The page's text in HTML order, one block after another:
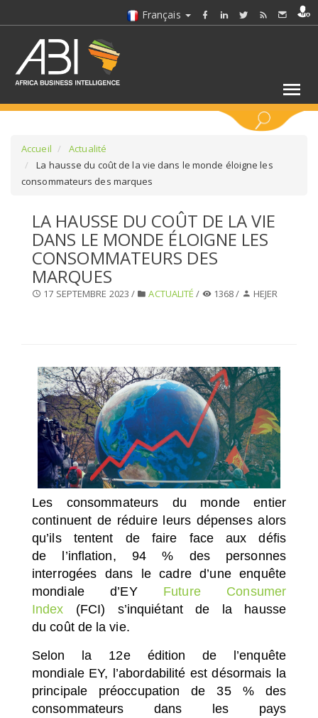
Français
SÉLECTIONNEZ UN DOSSIER
SELECTIONNEZ UNE SECTION
Accueil
Actualité
La hausse du coût de la vie dans le monde éloigne les
consommateurs des marques
LA HAUSSE DU COÛT DE LA VIE
DANS LE MONDE ÉLOIGNE LES
CONSOMMATEURS DES
MARQUES
17 SEPTEMBRE 2023 / ACTUALITÉ / 1368 / HEJER
Les consommateurs du monde entier
continuent de réduire leurs dépenses alors
qu’ils tentent de faire face aux défis
de l’inflation, 94 % des personnes
interrogées dans le cadre d’une enquête
mondiale d’EY Future Consumer
Index (FCI) s’inquiétant de la hausse
du coût de la vie.
Selon la 12e édition de l’enquête
mondiale EY, l’abordabilité est désormais la
principale préoccupation de 35 % des
consommateurs dans les pays